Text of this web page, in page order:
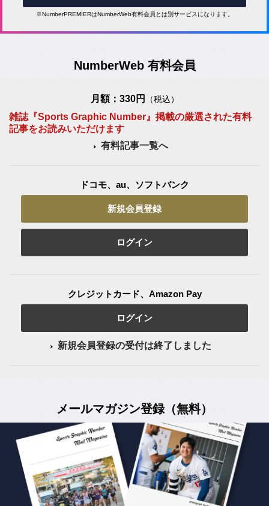
※NumberPREMIERはNumberWeb有料会員とは別サービスになります。
NumberWeb 有料会員
月額：330円 （税込）
雑誌『Sports Graphic Number』掲載の厳選された有料
記事をお読みいただけます
有料記事一覧へ
ドコモ、au、ソフトバンク
新規会員登録
ログイン
クレジットカード、Amazon Pay
ログイン
新規会員登録の受付は終了しました
メールマガジン登録（無料）